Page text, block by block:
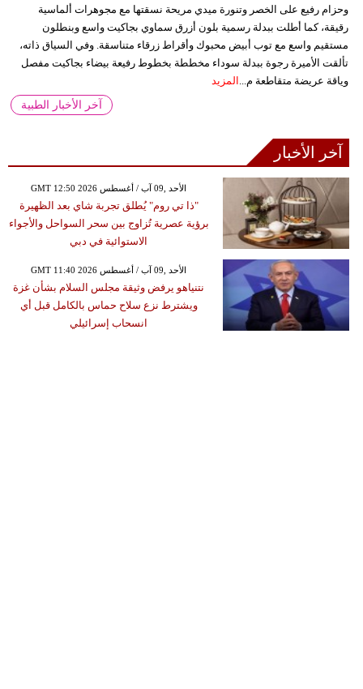
وحزام رفيع على الخصر وتنورة ميدي مريحة نسقتها مع مجوهرات ألماسية
رقيقة، كما أطلت ببدلة رسمية بلون أزرق سماوي بجاكيت واسع وبنطلون
مستقيم واسع مع توب أبيض محبوك وأقراط زرقاء متناسقة. وفي السياق ذاته،
تألقت الأميرة رجوة ببدلة سوداء مخططة بخطوط رفيعة بيضاء بجاكيت مفصل
وياقة عريضة متقاطعة م... المزيد
آخر الأخبار الطبية
آخر الأخبار
GMT 12:50 2026 الأحد ,09 آب / أغسطس
"ذا تي روم" يُطلق تجربة شاي بعد الظهيرة
برؤية عصرية تُزاوج بين سحر السواحل والأجواء
الاستوائية في دبي
GMT 11:40 2026 الأحد ,09 آب / أغسطس
نتنياهو يرفض وثيقة مجلس السلام بشأن غزة
ويشترط نزع سلاح حماس بالكامل قبل أي
انسحاب إسرائيلي